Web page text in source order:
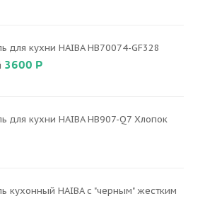
для кухни HAIBA HB70074-GF328
3600 Р
для кухни HAIBA HB907-Q7 Хлопок
кухонный HAIBA с "черным" жестким